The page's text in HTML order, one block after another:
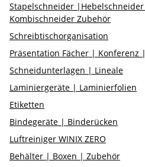
Stapelschneider
Kombischneider Zubehör
Schreibtischorganisation
Präsentation Fächer |
Schneidunterlagen | Lineale
Laminiergeräte | Laminierfolien
Etiketten
Bindegeräte | Binderücken
Luftreiniger WINIX ZERO
Behälter | Boxen | Zubehör